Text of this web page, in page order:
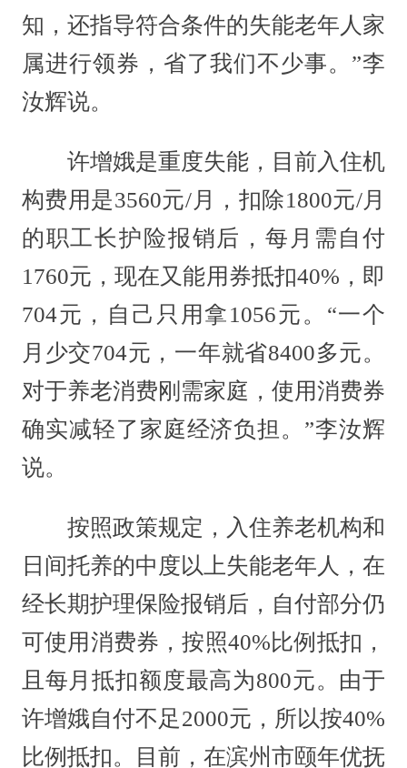
知，还指导符合条件的失能老年人家
属进行领券，省了我们不少事。”李
汝辉说。
许增娥是重度失能，目前入住机
构费用是3560元/月，扣除1800元/月
的职工长护险报销后，每月需自付
1760元，现在又能用券抵扣40%，即
704元，自己只用拿1056元。“一个
月少交704元，一年就省8400多元。
对于养老消费刚需家庭，使用消费券
确实减轻了家庭经济负担。”李汝辉
说。
按照政策规定，入住养老机构和
日间托养的中度以上失能老年人，在
经长期护理保险报销后，自付部分仍
可使用消费券，按照40%比例抵扣，
且每月抵扣额度最高为800元。由于
许增娥自付不足2000元，所以按40%
比例抵扣。目前，在滨州市颐年优抚